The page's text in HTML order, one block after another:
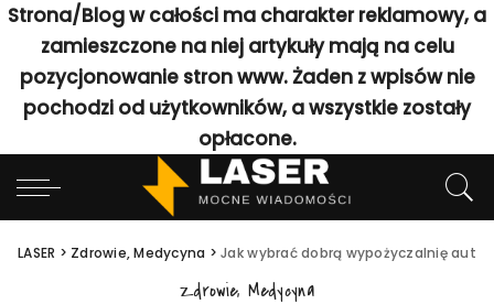
Strona/Blog w całości ma charakter reklamowy, a
zamieszczone na niej artykuły mają na celu
pozycjonowanie stron www. Żaden z wpisów nie
pochodzi od użytkowników, a wszystkie zostały
opłacone.
LASER > Zdrowie, Medycyna >Jak wybrać dobrą wypożyczalnię aut
Zdrowie, Medycyna